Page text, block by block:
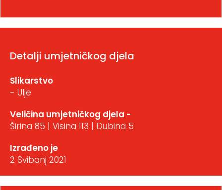
Detalji umjetničkog djela
Slikarstvo
- Ulje
Veličina umjetničkog djela -
Širina 85 | Visina 113 | Dubina 5
Izrađeno je
2 Svibanj 2021